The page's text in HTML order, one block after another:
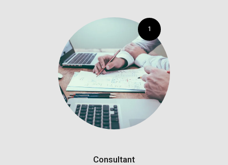
1
Consultant